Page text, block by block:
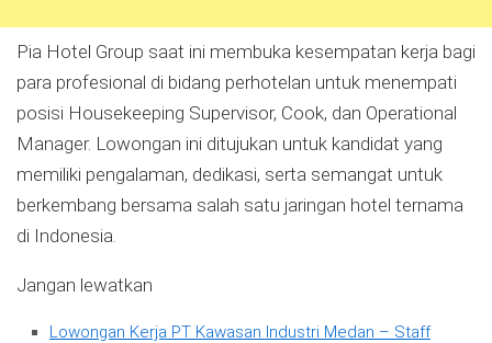
Pia Hotel Group saat ini membuka kesempatan kerja bagi
para profesional di bidang perhotelan untuk menempati
posisi Housekeeping Supervisor, Cook, dan Operational
Manager. Lowongan ini ditujukan untuk kandidat yang
memiliki pengalaman, dedikasi, serta semangat untuk
berkembang bersama salah satu jaringan hotel ternama
di Indonesia.
Jangan lewatkan
Lowongan Kerja PT Kawasan Industri Medan – Staff